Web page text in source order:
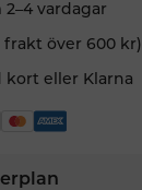
2–4 vardagar
över 600 kr)
kort eller Klarna